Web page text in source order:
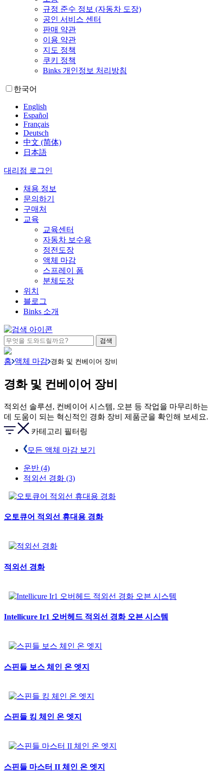
규정 준수 정보 (자동차 도장)
공인 서비스 센터
판매 약관
이용 약관
지도 정책
쿠키 정책
Binks 개인정보 처리방침
한국어
English
Español
Français
Deutsch
中文 (简体)
日本語
대리점 로그인
채용 정보
문의하기
구매처
교육
교육센터
자동차 보수용
정전도장
액체 마감
스프레이 폼
분체도장
위치
블로그
Binks 소개
홈 액체 마감 경화 및 컨베이어 장비
경화 및 컨베이어 장비
적외선 솔루션, 컨베이어 시스템, 오븐 등 작업을 마무리하는
데 도움이 되는 혁신적인 경화 장비 제품군을 확인해 보세요.
카테고리 필터링
모든 액체 마감 보기
운반 (4)
적외선 경화 (3)
오토큐어 적외선 휴대용 경화
적외선 경화
Intellicure Ir1 오버헤드 적외선 경화 오븐 시스템
스핀들 보스 체인 온 엣지
스핀들 킹 체인 온 엣지
스핀들 마스터 II 체인 온 엣지